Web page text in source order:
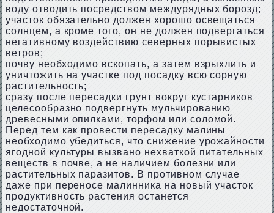
воду отводить посредством междурядных борозд;
участок обязательно должен хорошо освещаться
солнцем, а кроме того, он не должен подвергаться
негативному воздействию северных порывистых
ветров;
почву необходимо вскопать, а затем взрыхлить и
уничтожить на участке под посадку всю сорную
растительность;
сразу после пересадки грунт вокруг кустарников
целесообразно подвергнуть мульчированию
древесными опилками, торфом или соломой.
Перед тем как провести пересадку малины
необходимо убедиться, что снижение урожайности
ягодной культуры вызвано нехваткой питательных
веществ в почве, а не наличием болезни или
растительных паразитов. В противном случае
даже при переносе малинника на новый участок
продуктивность растения останется
недостаточной.